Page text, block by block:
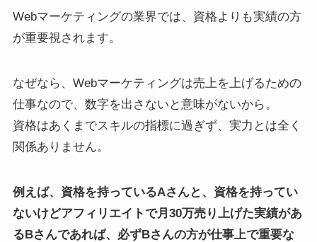
Webマーケティングの業界では、資格よりも実績の方
が重要視されます。
なぜなら、Webマーケティングは売上を上げるための
仕事なので、数字を出さないと意味がないから。
資格はあくまでスキルの指標に過ぎず、実力とは全く
関係ありません。
例えば、資格を持っているAさんと、資格を持ってい
ないけどアフィリエイトで月30万売り上げた実績があ
るBさんであれば、必ずBさんの方が仕事上で重要な